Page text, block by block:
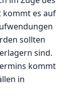
kommt es auf
sollten
sind.
kommt
in